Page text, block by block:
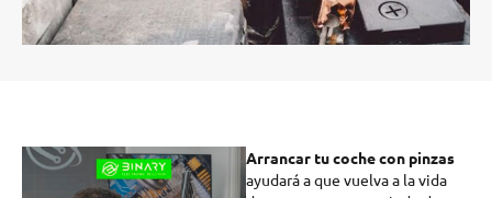
Arrancar tu coche con pinzas
ayudará a que vuelva a la vida